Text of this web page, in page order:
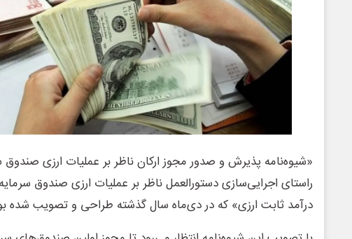
«شیوه‌نامه پذیرش و صدور مجوز ارکان ناظر بر عملیات ارزی صندوق
راستای اجرایی‌سازی دستورالعمل ناظر بر عملیات ارزی صندوق
درآمد ثابت ارزی» که در دی‌ماه سال گذشته طراحی و تصویب شده